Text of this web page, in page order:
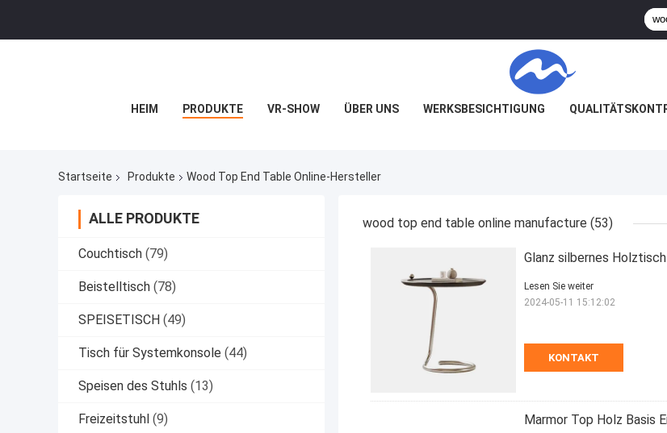
HEIM PRODUKTE VR-SHOW ÜBER UNS WERKSBESICHTIGUNG
Startseite Produkte Wood Top End Table Online-Hersteller
ALLE PRODUKTE
Couchtisch (79)
Beistelltisch (78)
SPEISETISCH (49)
Tisch für Systemkonsole (44)
Speisen des Stuhls (13)
Freizeitstuhl (9)
wood top end table online manufacture (53)
Glanz silbernes
KONTAKT
Lesen Sie weiter
2024-05-11 15:12:02
Marmor Top Holz Basis